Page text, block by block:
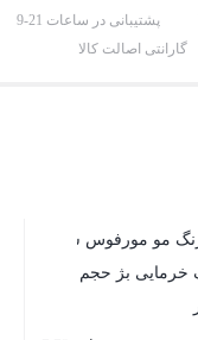
پشتیبانی در ساعات 21-9
گارانتی اصالت کالا